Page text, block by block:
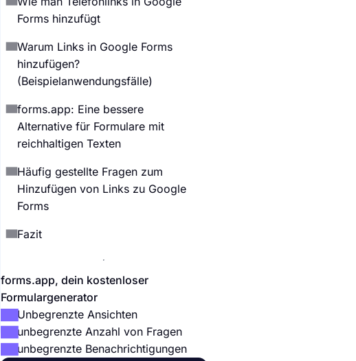
Forms hinzufügt
Warum Links in Google Forms
hinzufügen?
(Beispielanwendungsfälle)
forms.app: Eine bessere
Alternative für Formulare mit
reichhaltigen Texten
Häufig gestellte Fragen zum
Hinzufügen von Links zu Google
Forms
Fazit
forms.app, dein kostenloser
Formulargenerator
Unbegrenzte Ansichten
unbegrenzte Anzahl von Fragen
unbegrenzte Benachrichtigungen